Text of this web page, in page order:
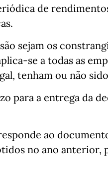
de
sejam os
se a todas as
tenham ou não
para a entrega da
ao
no ano anterior,